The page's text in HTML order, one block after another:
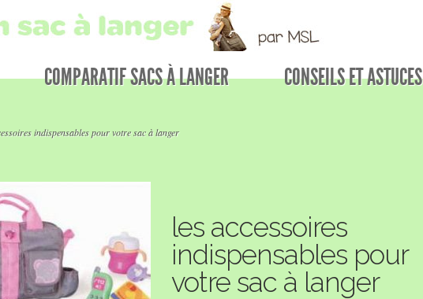
COMPARATIF SACS À LANGER CONSEILS ET ASTUCES
indispensables pour votre sac à langer
les accessoires
indispensables pour
votre sac à langer